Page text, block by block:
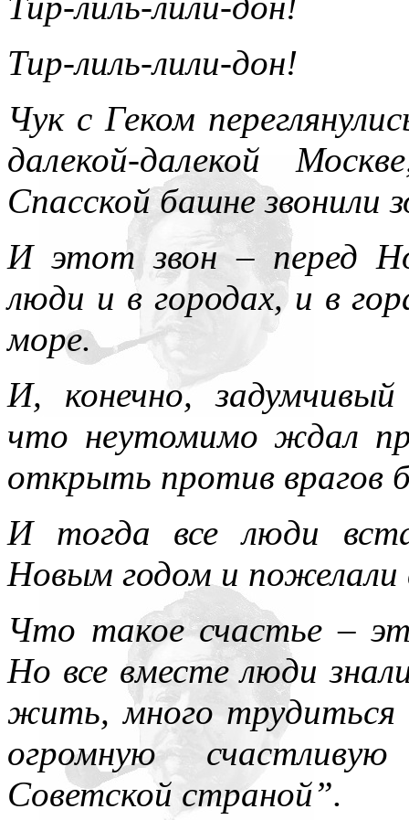
Тир-лиль-лили-дон!
Чук с Геком
далекой-далекой
Спасской башне звонили
И этот звон – перед
люди и в городах, и в
море.
И, конечно,
что неутомимо ждал
открыть против врагов
И тогда все люди
Новым годом и пожелали
Что такое счастье –
Но все вместе люди
жить, много трудиться
огромную
Советской страной”.